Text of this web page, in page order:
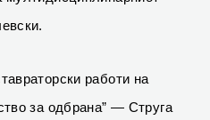
работи на
за одбрана” — Струга